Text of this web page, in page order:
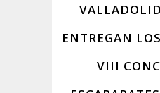
ENTREGAN
VIII